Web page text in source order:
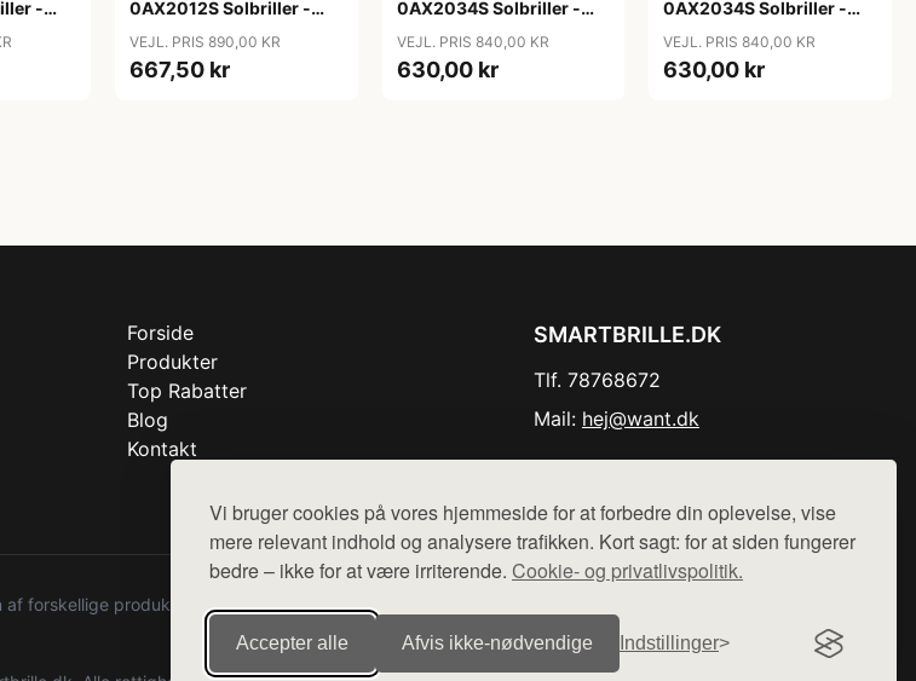
Vi bruger cookies på vores hjemmeside for at forbedre din oplevelse, vise
mere relevant indhold og analysere trafikken. Kort sagt: for at siden fungerer
bedre – ikke for at være irriterende. Cookie- og privatlivspolitik.
Accepter alle Afvis ikke‑nødvendige Indstillinger
-
0AX2012S Solbriller -
VEJL. PRIS 890,00 KR
667,50 kr
0AX2034S Solbriller -
VEJL. PRIS 840,00 KR
630,00 kr
0AX2034S Solbriller -
VEJL. PRIS 840,00 KR
630,00 kr
Forside
Produkter
Top Rabatter
Blog
Kontakt
SMARTBRILLE.DK
Tlf. 78768672
Mail: hej@want.dk
forskellige produkter fra diverse webshops. Der sælges ikke varer fra denne side - vi henviser til de shops,